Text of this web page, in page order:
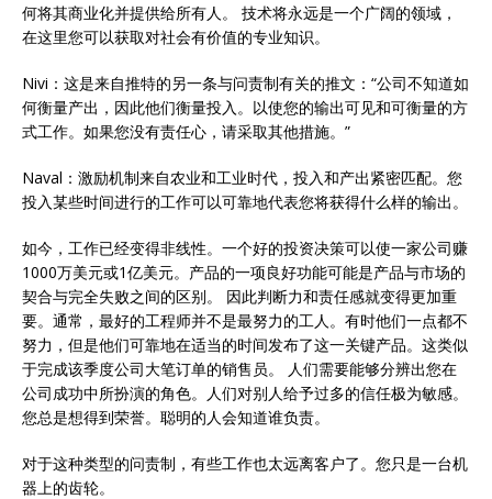
何将其商业化并提供给所有人。 技术将永远是一个广阔的领域，
在这里您可以获取对社会有价值的专业知识。
Nivi：这是来自推特的另一条与问责制有关的推文：“公司不知道如
何衡量产出，因此他们衡量投入。以使您的输出可见和可衡量的方
式工作。如果您没有责任心，请采取其他措施。”
Naval：激励机制来自农业和工业时代，投入和产出紧密匹配。您
投入某些时间进行的工作可以可靠地代表您将获得什么样的输出。
如今，工作已经变得非线性。一个好的投资决策可以使一家公司赚
1000万美元或1亿美元。产品的一项良好功能可能是产品与市场的
契合与完全失败之间的区别。 因此判断力和责任感就变得更加重
要。通常，最好的工程师并不是最努力的工人。有时他们一点都不
努力，但是他们可靠地在适当的时间发布了这一关键产品。这类似
于完成该季度公司大笔订单的销售员。 人们需要能够分辨出您在
公司成功中所扮演的角色。人们对别人给予过多的信任极为敏感。
您总是想得到荣誉。聪明的人会知道谁负责。
对于这种类型的问责制，有些工作也太远离客户了。您只是一台机
器上的齿轮。